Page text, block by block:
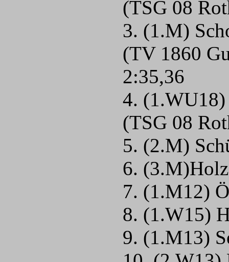
(TSG 08
3. (1.M)
(TV 1860
2:35,36
4.
(TSG 08
5. (2.M)
6.
7. (1.M12)
8. (1.W15)
9. (1.M13)